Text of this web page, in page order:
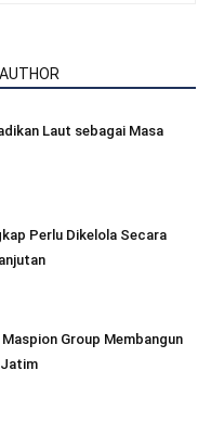
Laut sebagai Masa
Perlu Dikelola Secara
Group Membangun
Jatim